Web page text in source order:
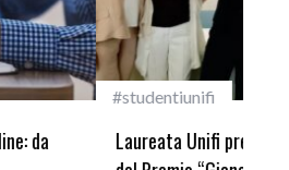
nella settima edizione